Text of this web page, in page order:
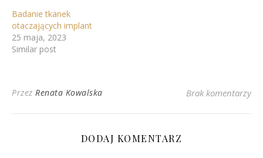
Badanie tkanek
otaczających implant
25 maja, 2023
Similar post
Przez Renata Kowalska Brak komentarzy
DODAJ KOMENTARZ